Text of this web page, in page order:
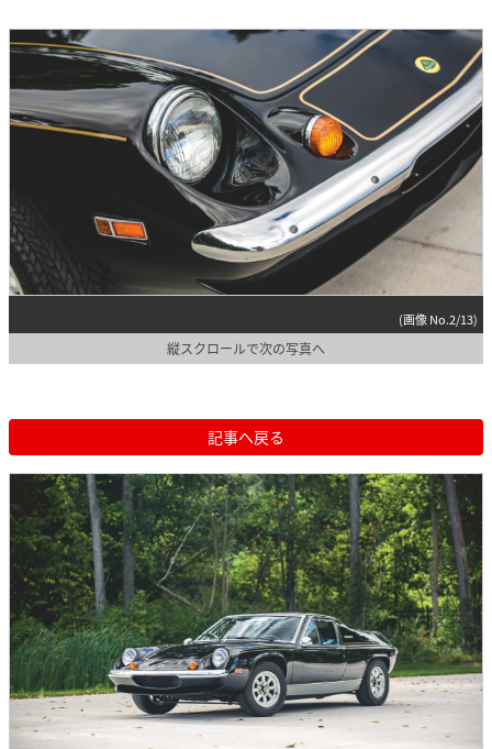
(画像 No.2/13)
縦スクロールで次の写真へ
記事へ戻る